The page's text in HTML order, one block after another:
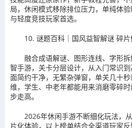
局，休闲模式移除排位压力，单纯体
与轻度竞技玩家首选。
10. 谜题百科｜国风益智解谜 碎
融合成语解谜、图形连线、字形
智手游，关卡分层设计，从入门常识
面简约干净，无繁杂弹窗，单关几十
维，学生、中老年都能用来消磨零碎
步走高。
2026年休闲手游不断细化玩法，
片化体验，以上榜单结合全渠道玩家